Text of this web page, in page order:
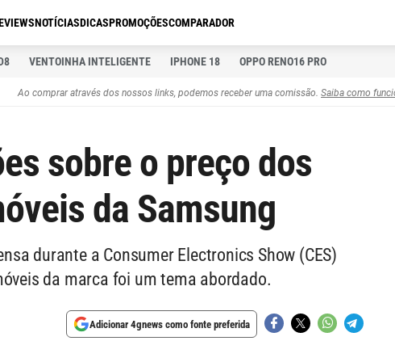
NOTÍCIASDICASPROMOÇÕESCOMPARADOR
VENTOINHA INTELIGENTE IPHONE 18 OPPO RENO16 PRO
Ao comprar através dos nossos links, podemos receber uma comissão. Saiba como
sobre o preço dos
da Samsung
durante a Consumer Electronics Show (CES)
da marca foi um tema abordado.
Adicionar 4gnews como fonte preferida